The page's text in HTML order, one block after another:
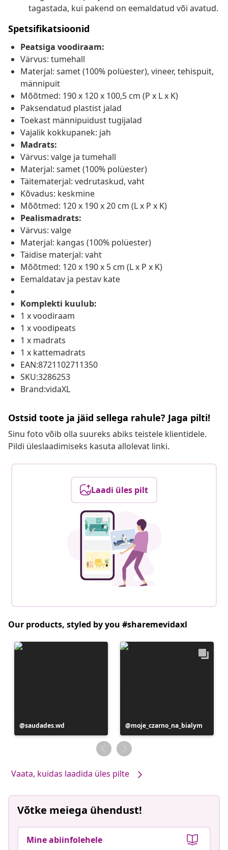
tagastada, kui pakend on eemaldatud või avatud.
Spetsifikatsioonid
Peatsiga voodiraam:
Värvus: tumehall
Materjal: samet (100% polüester), vineer, tehispuit,
männipuit
Mõõtmed: 190 x 120 x 100,5 cm (P x L x K)
Paksendatud plastist jalad
Toekast männipuidust tugijalad
Vajalik kokkupanek: jah
Madrats:
Värvus: valge ja tumehall
Materjal: samet (100% polüester)
Täitematerjal: vedrutaskud, vaht
Kõvadus: keskmine
Mõõtmed: 120 x 190 x 20 cm (L x P x K)
Pealismadrats:
Värvus: valge
Materjal: kangas (100% polüester)
Täidise materjal: vaht
Mõõtmed: 120 x 190 x 5 cm (L x P x K)
Eemaldatav ja pestav kate
Komplekti kuulub:
1 x voodiraam
1 x voodipeats
1 x madrats
1 x kattemadrats
EAN:8721102711350
SKU:3286253
Brand:vidaXL
Ostsid toote ja jäid sellega rahule? Jaga pilti!
Sinu foto võib olla suureks abiks teistele klientidele.
Pildi üleslaadimiseks kasuta allolevat linki.
Laadi üles pilt
Our products, styled by you #sharemevidaxl
Postitus
avaldatud
saudades.wd
Postitus
avaldatud
moje_czarno_na_bialym
Vaata, kuidas laadida üles pilte
Võtke meiega ühendust!
Mine abiinfolehele